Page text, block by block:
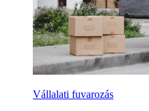
Vállalati fuvarozás